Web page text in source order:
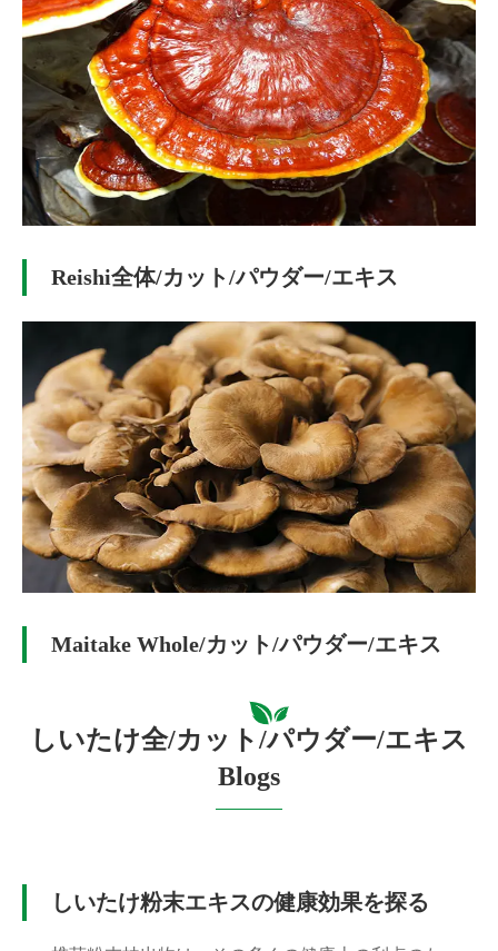
Reishi全体/カット/パウダー/エキス
Maitake Whole/カット/パウダー/エキス
しいたけ全/カット/パウダー/エキス
Blogs
しいたけ粉末エキスの健康効果を探る